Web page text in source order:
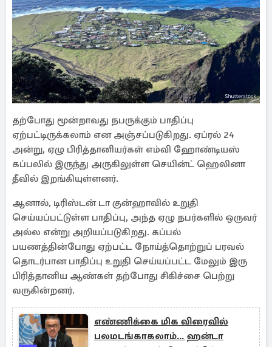
தற்போது மூன்றாவது நபருக்கும் பாதிப்பு
ஏற்பட்டிருக்கலாம் என அஞ்சப்படுகிறது. ஏப்ரல் 24
அன்று, ஏழு பிரித்தானியர்கள் எம்வி ஹோண்டியஸ்
கப்பலில் இருந்து அருகிலுள்ள செயின்ட் ஹெலினா
தீவில் இறங்கியுள்ளனர்.
ஆனால், டிரிஸ்டன் டா குன்ஹாவில் உறுதி
செய்யப்பட்டுள்ள பாதிப்பு, அந்த ஏழு நபர்களில் ஒருவர்
அல்ல என்று அறியப்படுகிறது. கப்பல்
பயணத்தின்போது ஏற்பட்ட நோய்த்தொற்றுப் பரவல்
தொடர்பான பாதிப்பு உறுதி செய்யப்பட்ட மேலும் இரு
பிரித்தானிய ஆண்கள் தற்போது சிகிச்சை பெற்று
வருகின்றனர்.
எண்ணிக்கை மிக விரைவில்
பலமடங்காகலாம்... ஹன்டா